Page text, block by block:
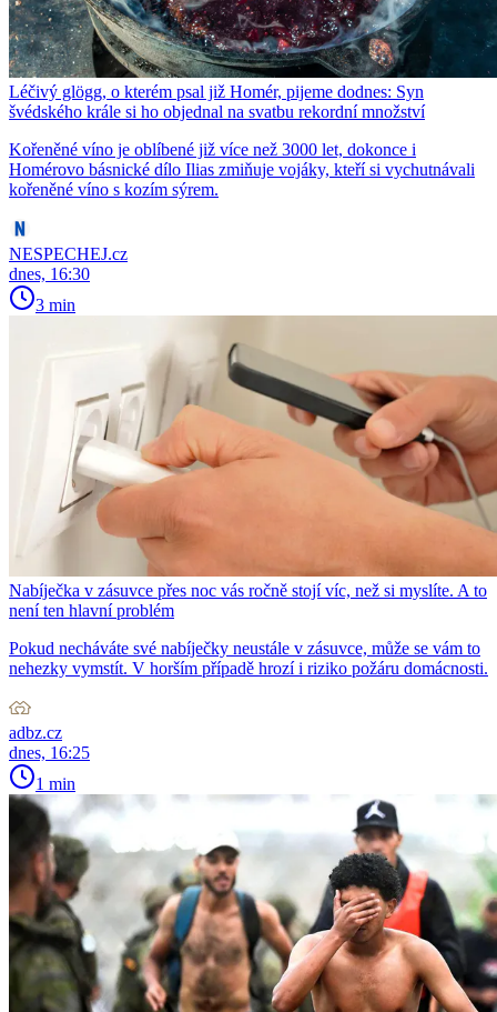
Léčivý glögg, o kterém psal již Homér, pijeme dodnes: Syn
švédského krále si ho objednal na svatbu rekordní množství
Kořeněné víno je oblíbené již více než 3000 let, dokonce i
Homérovo básnické dílo Ilias zmiňuje vojáky, kteří si vychutnávali
kořeněné víno s kozím sýrem.
NESPECHEJ.cz
dnes, 16:30
3 min
Nabíječka v zásuvce přes noc vás ročně stojí víc, než si myslíte. A to
není ten hlavní problém
Pokud necháváte své nabíječky neustále v zásuvce, může se vám to
nehezky vymstít. V horším případě hrozí i riziko požáru domácnosti.
adbz.cz
dnes, 16:25
1 min